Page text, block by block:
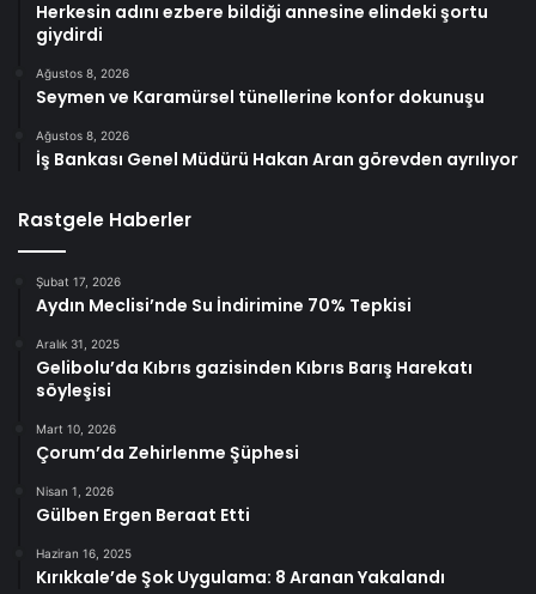
Herkesin adını ezbere bildiği annesine elindeki şortu
giydirdi
Ağustos 8, 2026
Seymen ve Karamürsel tünellerine konfor dokunuşu
Ağustos 8, 2026
İş Bankası Genel Müdürü Hakan Aran görevden ayrılıyor
Rastgele Haberler
Şubat 17, 2026
Aydın Meclisi’nde Su İndirimine 70% Tepkisi
Aralık 31, 2025
Gelibolu’da Kıbrıs gazisinden Kıbrıs Barış Harekatı
söyleşisi
Mart 10, 2026
Çorum’da Zehirlenme Şüphesi
Nisan 1, 2026
Gülben Ergen Beraat Etti
Haziran 16, 2025
Kırıkkale’de Şok Uygulama: 8 Aranan Yakalandı